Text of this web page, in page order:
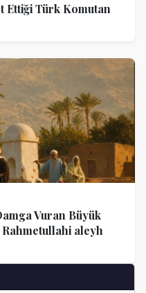
Ettiği Türk Komutan
Vuran Büyük
aleyh